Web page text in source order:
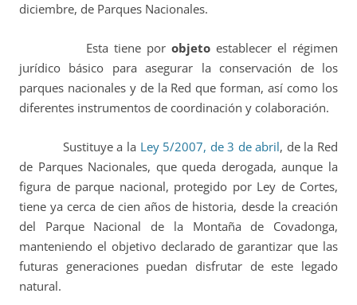
diciembre, de Parques Nacionales.
Esta tiene por objeto establecer el régimen
jurídico básico para asegurar la conservación de los
parques nacionales y de la Red que forman, así como los
diferentes instrumentos de coordinación y colaboración.
Sustituye a la Ley 5/2007, de 3 de abril, de la Red
de Parques Nacionales, que queda derogada, aunque la
figura de parque nacional, protegido por Ley de Cortes,
tiene ya cerca de cien años de historia, desde la creación
del Parque Nacional de la Montaña de Covadonga,
manteniendo el objetivo declarado de garantizar que las
futuras generaciones puedan disfrutar de este legado
natural.